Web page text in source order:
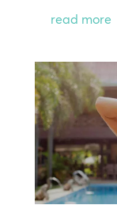
read more